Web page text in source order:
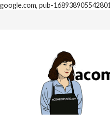
google.com, pub-